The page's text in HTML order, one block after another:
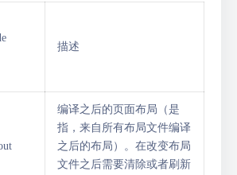
描述
编译之后的页面布局（是
指，来自所有布局文件编译
之后的布局）。在改变布局
文件之后需要清除或者刷新